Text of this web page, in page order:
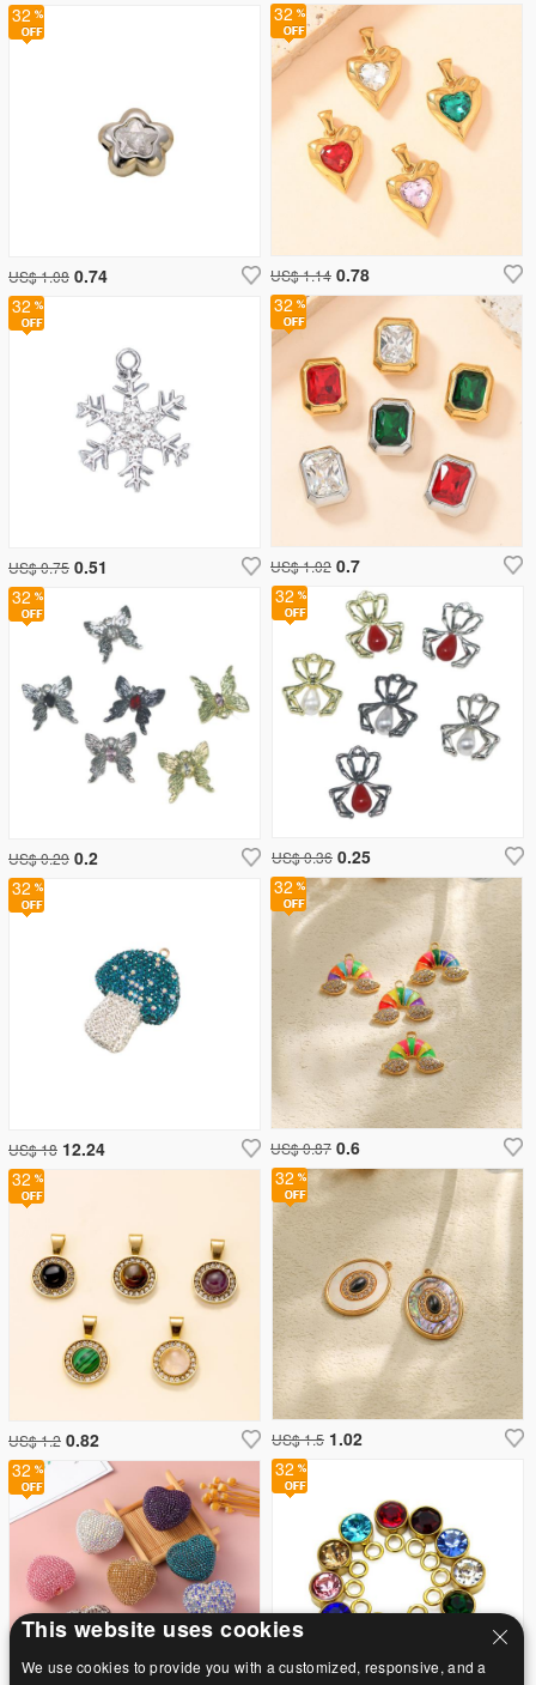
32
US$ 1.08 0.74
32
US$ 1.14 0.78
32
US$ 0.75 0.51
32
US$ 1.02 0.7
32
US$ 0.36 0.25
32
US$ 0.29 0.2
32
US$ 1.5 1.02
32
US$ 0.87 0.6
32
US$ 1.2 0.82
32
32
US$ 18 12.24
32
This website uses cookies
We use cookies to provide you with a customized, responsive, and a